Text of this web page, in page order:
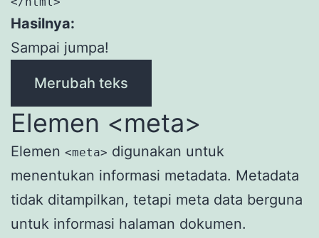
Hasilnya:
Sampai jumpa!
Merubah teks
Elemen <meta>
Elemen <meta> digunakan untuk
menentukan informasi metadata. Metadata
tidak ditampilkan, tetapi meta data berguna
untuk informasi halaman dokumen.